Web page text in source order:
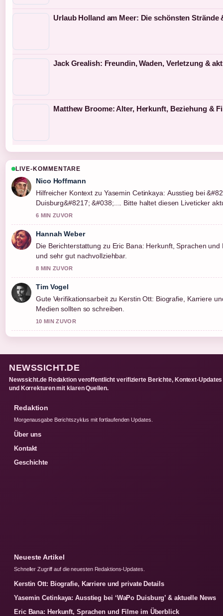
Urlaub Holland am Meer: Die schönsten Strände
Jack Grealish: Freundin, Waden, Verletzung &
Matthew Broome: Alter, Herkunft, Beziehung &
LIVE-KOMMENTARE
Nico Hoffmann
Hilfreicher Kontext zu Yasemin Cetinkaya: Ausstieg bei
Duisburg&#8217; &#038;.... Bitte haltet diesen Liveticker
6 MIN ZUVOR
Hannah Weber
Die Berichterstattung zu Eric Bana: Herkunft, Sprachen und
und sehr gut nachvollziehbar.
8 MIN ZUVOR
Tim Vogel
Gute Verifikationsarbeit zu Kerstin Ott: Biografie, Karriere
Medien sollten so schreiben.
10 MIN ZUVOR
NEWSSICHT.DE
Newssicht.de Redaktion veroffentlicht verifizierte Berichte, Kontext-Updates
und Korrekturen mit klaren Quellen.
Redaktion
Morgenausgabe Berichtszyklus mit fortlaufenden Updates.
Über uns
Kontakt
Geschichte
Neueste Artikel
Schneller Zugriff auf die neuesten Redaktions-Updates.
Kerstin Ott: Biografie, Karriere und private Details
Yasemin Cetinkaya: Ausstieg bei ‘WaPo Duisburg’ & aktuelle News
Eric Bana: Herkunft, Sprachen und Filme im Überblick